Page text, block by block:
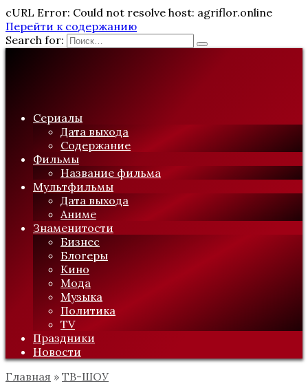
cURL Error: Could not resolve host: agriflor.online
Перейти к содержанию
Search for:
Сериалы
Дата выхода
Содержание
Фильмы
Название фильма
Мультфильмы
Дата выхода
Аниме
Знаменитости
Бизнес
Блогеры
Кино
Мода
Музыка
Политика
TV
Праздники
Новости
Главная » ТВ-ШОУ